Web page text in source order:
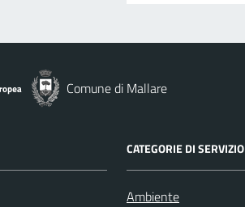
Comune di Mallare
CATEGORIE DI SERVIZIO
Ambiente